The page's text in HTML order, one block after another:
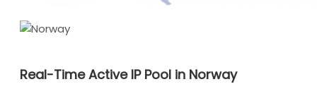
Real-Time Active IP Pool in Norway